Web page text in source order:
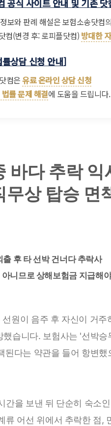
공식 사이트 안내 및 기존 닷
보와 판례 해설은 보험소송닷컴
컴(변경 후: 로피플닷컴) 방대한
상담 신청 안내]
컴은유료 온라인 상담 신청
률 문제 해결에 도움을 드립니다.
바다 추락
상 탑승 면
출 후 타 선박 건너다 추락사
니므로 상해보험금 지급해
원이 음주 후 자신이 거
습니다. 보험사는 '선박승
다는 약관을 들어 항변했
간을 보낸 뒤 단순히 숙소
류 어선 위에서 추락한 점,